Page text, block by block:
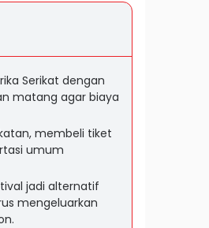
Serikat dengan
matang agar biaya
membeli tiket
umum
jadi alternatif
mengeluarkan